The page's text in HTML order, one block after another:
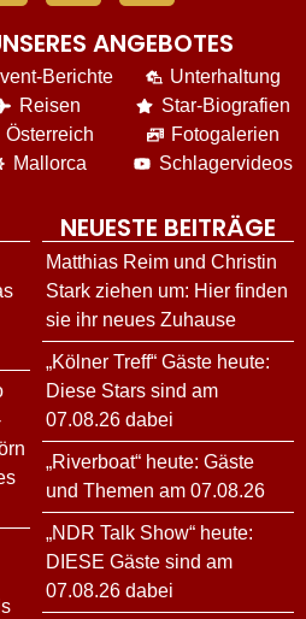
ANGEBOTES
Berichte
Reisen
Österreich
Mallorca
Unterhaltung
Star-Biografien
Fotogalerien
Schlagervideos
NEUESTE BEITRÄGE
Matthias Reim und Christin
Stark ziehen um: Hier finden
sie ihr neues Zuhause
„Kölner Treff“ Gäste heute:
Diese Stars sind am
07.08.26 dabei
„Riverboat“ heute: Gäste
und Themen am 07.08.26
„NDR Talk Show“ heute:
DIESE Gäste sind am
07.08.26 dabei